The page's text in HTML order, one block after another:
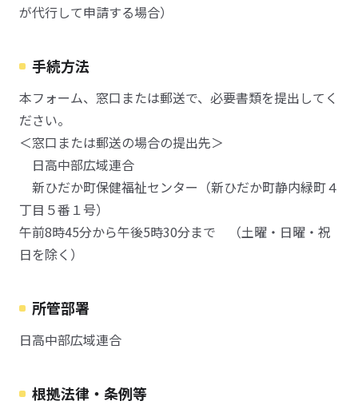
が代行して申請する場合）
手続方法
本フォーム、窓口または郵送で、必要書類を提出してく
ださい。
＜窓口または郵送の場合の提出先＞
日高中部広域連合
新ひだか町保健福祉センター（新ひだか町静内緑町４
丁目５番１号）
午前8時45分から午後5時30分まで （土曜・日曜・祝
日を除く）
所管部署
日高中部広域連合
根拠法律・条例等